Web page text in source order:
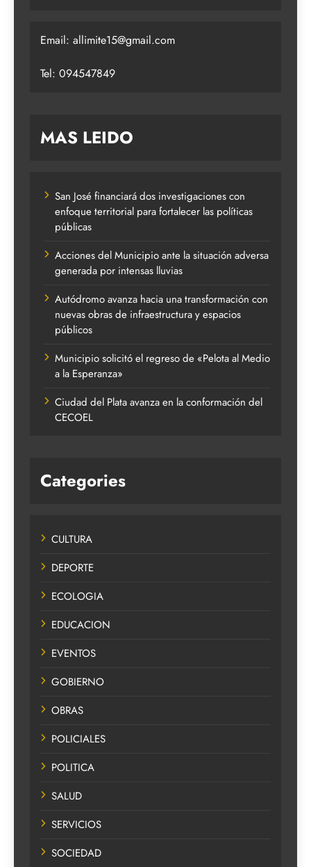
Email: allimite15@gmail.com
Tel: 094547849
MAS LEIDO
San José financiará dos investigaciones con
enfoque territorial para fortalecer las políticas
públicas
Acciones del Municipio ante la situación adversa
generada por intensas lluvias
Autódromo avanza hacia una transformación con
nuevas obras de infraestructura y espacios
públicos
Municipio solicitó el regreso de «Pelota al Medio
a la Esperanza»
Ciudad del Plata avanza en la conformación del
CECOEL
Categories
CULTURA
DEPORTE
ECOLOGIA
EDUCACION
EVENTOS
GOBIERNO
OBRAS
POLICIALES
POLITICA
SALUD
SERVICIOS
SOCIEDAD